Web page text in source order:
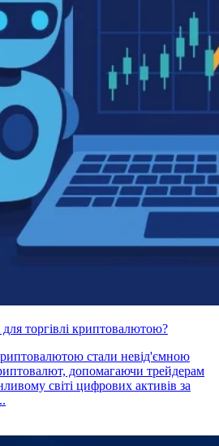
торгівлі криптовалютою?
стали невід'ємною
допомагаючи трейдерам
світі цифрових активів за